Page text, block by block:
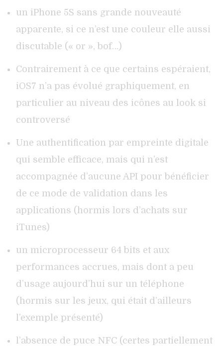
un iPhone 5S sans grande nouveauté
apparente, si ce n’est une couleur elle aussi
discutable (« or », bof…)
Contrairement à ce que certains espéraient,
iOS7 n’a pas évolué graphiquement, en
particulier au niveau des icônes au look si
controversé
Une authentification par empreinte digitale
qui semble efficace, mais qui n’est
accompagnée d’aucune API pour bénéficier
de ce mode de validation dans les
applications (hormis lors d’achats sur
iTunes)
un microprocesseur 64 bits et aux
performances accrues, mais dont a peu
d’usage aujourd’hui sur un téléphone
(hormis sur les jeux, qui était d’ailleurs
l’exemple présenté)
l’absence de puce NFC (certes partiellement